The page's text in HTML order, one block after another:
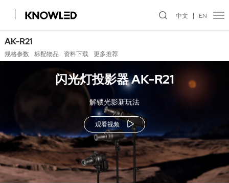
中文 EN
AK-R21
规格参数 标配物品 资料下载 更多推荐
闪光灯投影器 AK-R21
解锁光影新玩法
观看视频